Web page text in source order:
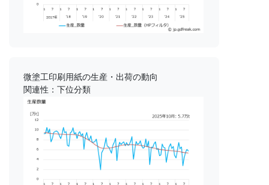
微塗工印刷用紙の生産・出荷の動向
関連性：下位分類